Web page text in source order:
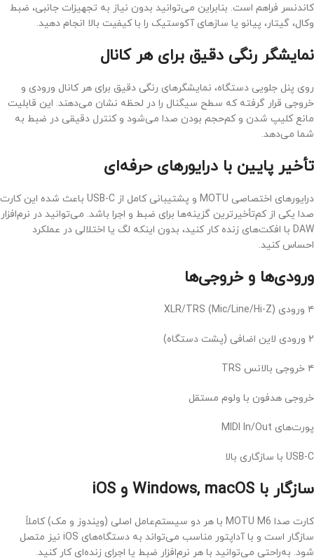
کاندنسر فراهم است. بنابراین می‌توانید بدون نیاز به تجهیزات جانبی، ضبط
وکال، گیتار، پیانو یا سازهای آکوستیک را با کیفیت بالا انجام دهید.
نمایشگر رنگی دقیق برای هر کانال
روی پنل جلویی دستگاه، نمایشگرهای رنگی دقیق برای هر کانال ورودی و
خروجی قرار گرفته که سطح سیگنال را در لحظه نشان می‌دهند. این قابلیت
مانع کلیپ شدن و کم‌حجم بودن صدا می‌شود و کنترل دقیقی در ضبط به
شما می‌دهد.
تأخیر پایین با درایورهای حرفه‌ای
درایورهای اختصاصی MOTU و پشتیبانی کامل از USB-C باعث شده این کارت
صدا یکی از کم‌تأخیرترین گزینه‌ها برای ضبط و اجرا باشد. می‌توانید در نرم‌افزار
DAW با افکت‌های زنده کار کنید، بدون اینکه لگ یا اختلالی در عملکرد
احساس کنید.
ورودی‌ها و خروجی‌ها
۴ ورودی XLR/TRS (Mic/Line/Hi-Z)
۲ ورودی لاین اضافی (پشت دستگاه)
۴ خروجی بالانس TRS
خروجی هدفون با ولوم مستقل
پورت‌های MIDI In/Out
USB-C با سازگاری بالا
سازگار با Windows, macOS و iOS
کارت صدا MOTU M6 با هر دو سیستم‌عامل اصلی (ویندوز و مک) کاملاً
سازگار است و با آداپتور مناسب می‌تواند به دستگاه‌های iOS نیز متصل
شود. به‌راحتی می‌توانید با هر نرم‌افزار ضبط یا اجرای زنده‌ای کار کنید.